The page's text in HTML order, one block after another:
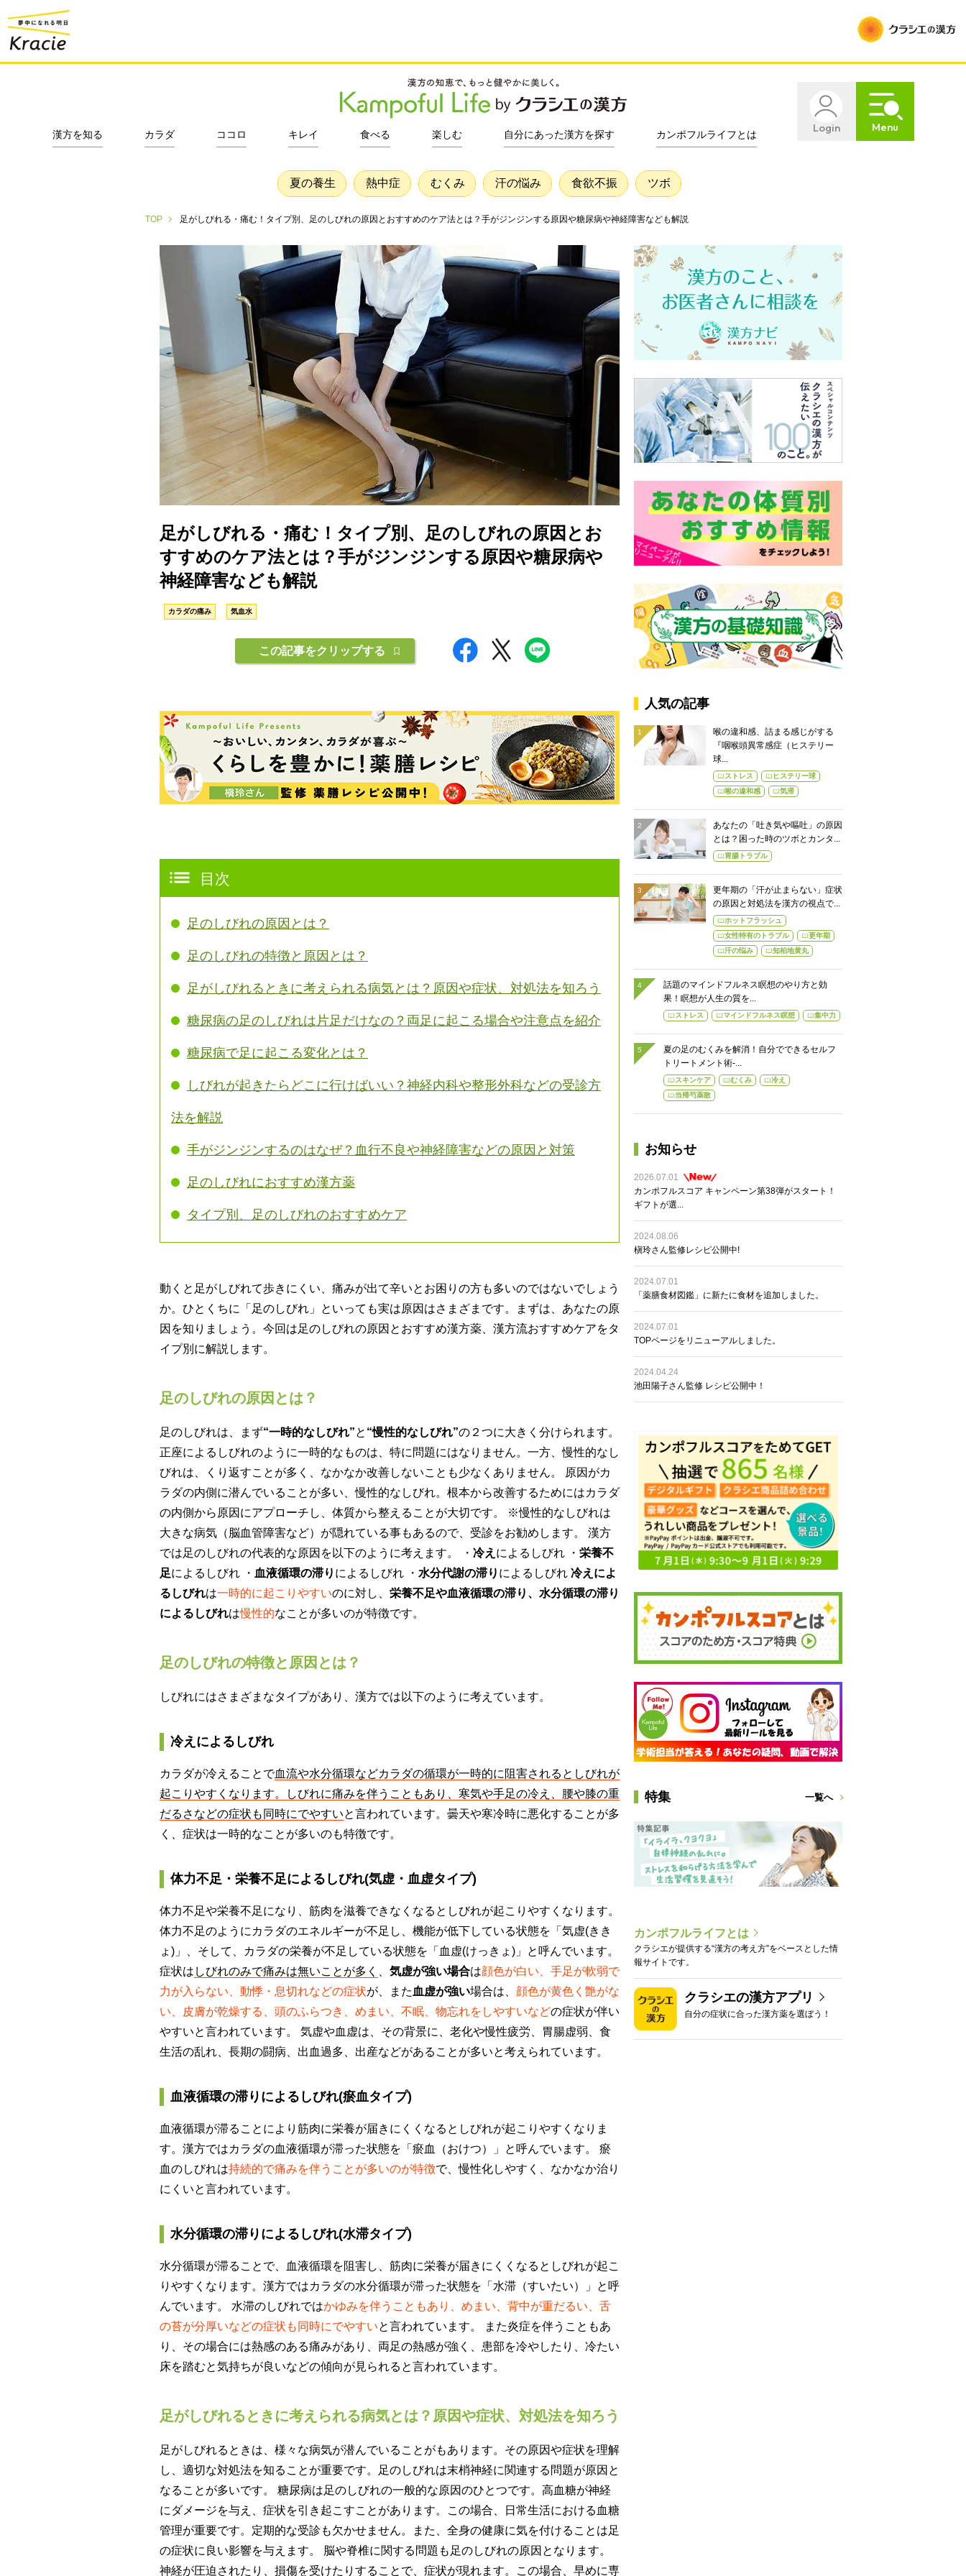
Login Menu
漢方を知る カラダ ココロ キレイ 食べる 楽しむ 自分にあった漢方を探す カンポフルライフとは
夏の養生 熱中症 むくみ 汗の悩み 食欲不振 ツボ
TOP 足がしびれる・痛む！タイプ別、足のしびれの原因とおすすめのケア法とは？手がジンジンする原因や糖尿病や神経障害なども解説
足がしびれる・痛む！タイプ別、足のしびれの原因とお
すすめのケア法とは？手がジンジンする原因や糖尿病や
神経障害なども解説
カラダの痛み 気血水
この記事をクリップする
目次
足のしびれの原因とは？
足のしびれの特徴と原因とは？
足がしびれるときに考えられる病気とは？原因や症状、対処法を知ろう
糖尿病の足のしびれは片足だけなの？両足に起こる場合や注意点を紹介
糖尿病で足に起こる変化とは？
しびれが起きたらどこに行けばいい？神経内科や整形外科などの受診方
法を解説
手がジンジンするのはなぜ？血行不良や神経障害などの原因と対策
足のしびれにおすすめ漢方薬
タイプ別、足のしびれのおすすめケア
動くと足がしびれて歩きにくい、痛みが出て辛いとお困りの方も多いのではないでしょう
か。ひとくちに「足のしびれ」といっても実は原因はさまざまです。まずは、あなたの原
因を知りましょう。今回は足のしびれの原因とおすすめ漢方薬、漢方流おすすめケアをタ
イプ別に解説します。
足のしびれの原因とは？
足のしびれは、まず“一時的なしびれ”と “慢性的なしびれ”の２つに大きく分けられます。
正座によるしびれのように一時的なものは、特に問題にはなりません。一方、慢性的なし
びれは、くり返すことが多く、なかなか改善しないことも少なくありません。 原因がカ
ラダの内側に潜んでいることが多い、慢性的なしびれ。根本から改善するためにはカラダ
の内側から原因にアプローチし、体質から整えることが大切です。 ※慢性的なしびれは
大きな病気（脳血管障害など）が隠れている事もあるので、受診をお勧めします。 漢方
では足のしびれの代表的な原因を以下のように考えます。 ・ 冷え によるしびれ ・ 栄養不
足によるしびれ ・ 血液循環の滞り によるしびれ ・ 水分代謝の滞り によるしびれ 冷えによ
るしびれは一時的に起こりやすいのに対し、 栄養不足や血液循環の滞り、水分循環の滞り
によるしびれは慢性的なことが多いのが特徴です。
足のしびれの特徴と原因とは？
しびれにはさまざまなタイプがあり、漢方では以下のように考えています。
冷えによるしびれ
カラダが冷えることで血流や水分循環などカラダの循環が一時的に阻害されるとしびれが
起こりやすくなります。しびれに痛みを伴うこともあり、寒気や手足の冷え、腰や膝の重
だるさなどの症状も同時にでやすいと言われています。曇天や寒冷時に悪化することが多
く、症状は一時的なことが多いのも特徴です。
体力不足・栄養不足によるしびれ(気虚・血虚タイプ)
体力不足や栄養不足になり、筋肉を滋養できなくなるとしびれが起こりやすくなります。
体力不足のようにカラダのエネルギーが不足し、機能が低下している状態を「気虚(きき
ょ)」、そして、カラダの栄養が不足している状態を「血虚(けっきょ)」と呼んでいます。
症状は しびれのみで痛みは無いことが多く 気虚が強い場合は顔色が白い、手足が軟弱で
力が入らない、動悸・息切れなどの症状が、また 血虚が強い場合は、 顔色が黄色く艶がな
い、皮膚が乾燥する、頭のふらつき、めまい、不眠、物忘れをしやすいなどの症状が伴い
やすいと言われています。 気虚や血虚は、その背景に、老化や慢性疲労、胃腸虚弱、食
生活の乱れ、長期の闘病、出血過多、出産などがあることが多いと考えられています。
血液循環の滞りによるしびれ(瘀血タイプ)
血液循環が滞ることにより筋肉に栄養が届きにくくなるとしびれが起こりやすくなりま
す。漢方ではカラダの血液循環が滞った状態を「瘀血（おけつ）」と呼んでいます。 瘀
血のしびれは持続的で痛みを伴うことが多いのが特徴で、慢性化しやすく、なかなか治り
にくいと言われています。
水分循環の滞りによるしびれ(水滞タイプ)
水分循環が滞ることで、血液循環を阻害し、筋肉に栄養が届きにくくなるとしびれが起こ
りやすくなります。漢方ではカラダの水分循環が滞った状態を「水滞（すいたい）」と呼
んでいます。 水滞のしびれではかゆみを伴うこともあり、めまい、背中が重だるい、舌
の苔が分厚いなどの症状も同時にでやすいと言われています。 また炎症を伴うこともあ
り、その場合には熱感のある痛みがあり、両足の熱感が強く、患部を冷やしたり、冷たい
床を踏むと気持ちが良いなどの傾向が見られると言われています。
足がしびれるときに考えられる病気とは？原因や症状、対処法を知ろう
足がしびれるときは、様々な病気が潜んでいることがもあります。その原因や症状を理解
し、適切な対処法を知ることが重要です。足のしびれは末梢神経に関連する問題が原因と
なることが多いです。 糖尿病は足のしびれの一般的な原因のひとつです。高血糖が神経
にダメージを与え、症状を引き起こすことがあります。この場合、日常生活における血糖
管理が重要です。定期的な受診も欠かせません。また、全身の健康に気を付けることは足
の症状に良い影響を与えます。 脳や脊椎に関する問題も足のしびれの原因となります。
神経が圧迫されたり、損傷を受けたりすることで、症状が現れます。この場合、早めに専
人気の記事
喉の違和感、詰まる感じがする
『咽喉頭異常感症（ヒステリー
球...
ストレス
ヒステリー球
喉の違和感
気滞
あなたの「吐き気や嘔吐」の原因
とは？困った時のツボとカンタ...
胃腸トラブル
更年期の「汗が止まらない」症状
の原因と対処法を漢方の視点で...
ホットフラッシュ
女性特有のトラブル
更年期
汗の悩み
知柏地黄丸
話題のマインドフルネス瞑想のやり方と効
果！瞑想が人生の質を...
ストレス マインドフルネス瞑想 集中力
夏の足のむくみを解消！自分でできるセルフ
トリートメント術-...
スキンケア むくみ
冷え
当帰芍薬散
お知らせ
2026.07.01
カンポフルスコア キャンペーン第38弾がスタート！
ギフトが選...
2024.08.06
槇玲さん監修レシピ公開中!
2024.07.01
「薬膳食材図鑑」に新たに食材を追加しました。
2024.07.01
TOPページをリニューアルしました。
2024.04.24
池田陽子さん監修 レシピ公開中！
特集 一覧へ
カンポフルライフとは
クラシエが提供する“漢方の考え方”をベースとした情
報サイトです。
クラシエの漢方アプリ
自分の症状に合った漢方薬を選ぼう！